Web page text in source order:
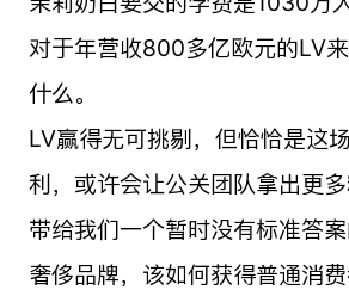
对于年营收800多亿欧元的LV
什么。
LV赢得无可挑剔，但恰恰是这
利，或许会让公关团队拿出更多
带给我们一个暂时没有标准答
奢侈品牌，该如何获得普通消